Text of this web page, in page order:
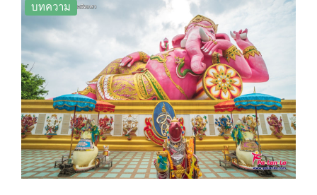
บทความ